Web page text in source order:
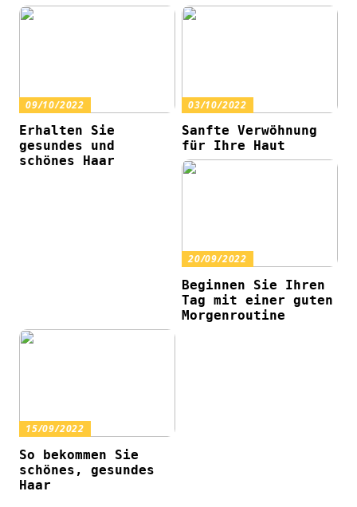
09/10/2022
Erhalten Sie
gesundes und
schönes Haar
03/10/2022
Sanfte Verwöhnung
für Ihre Haut
20/09/2022
Beginnen Sie Ihren
Tag mit einer guten
Morgenroutine
15/09/2022
So bekommen Sie
schönes, gesundes
Haar